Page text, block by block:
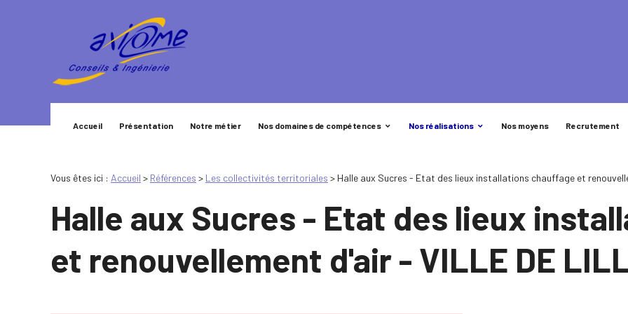
Accueil Présentation Notre métier Nos domaines de compétences Nos réalisations Nos moyens Recrutement
Vous êtes ici : Accueil > Références > Les collectivités territoriales > Halle aux Sucres - Etat des lieux installations chauffage et
Halle aux Sucres - Etat des lieux
et renouvellement d'air - VILLE DE